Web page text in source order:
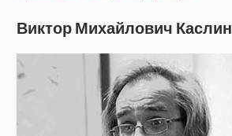
Виктор Михайлович Каслин